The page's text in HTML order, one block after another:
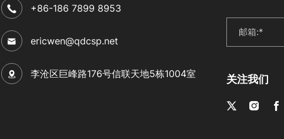
+86-186 7899 8953
ericwen@qdcsp.net
李沧区巨峰路176号信联天地5栋1004室 关注我们